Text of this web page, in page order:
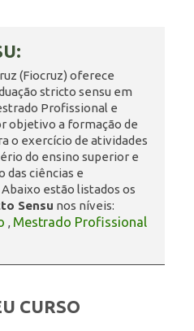
(Fiocruz) oferece
stricto sensu em
Profissional e
objetivo a formação de
o exercício de atividades
do ensino superior e
das ciências e
estão listados os
Sensu nos níveis:
, Mestrado Profissional
CURSO